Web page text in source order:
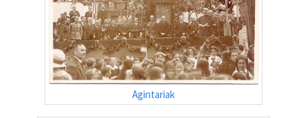
Agintariak